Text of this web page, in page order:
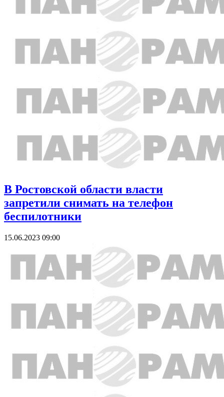
В Ростовской области власти
запретили снимать на телефон
беспилотники
15.06.2023 09:00